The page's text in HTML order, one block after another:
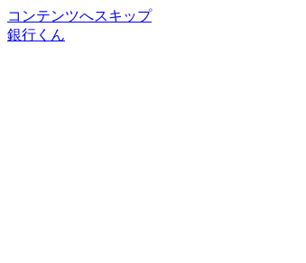
コンテンツへスキップ
銀行くん